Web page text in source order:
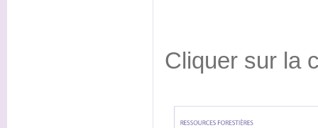
Cliquer sur la